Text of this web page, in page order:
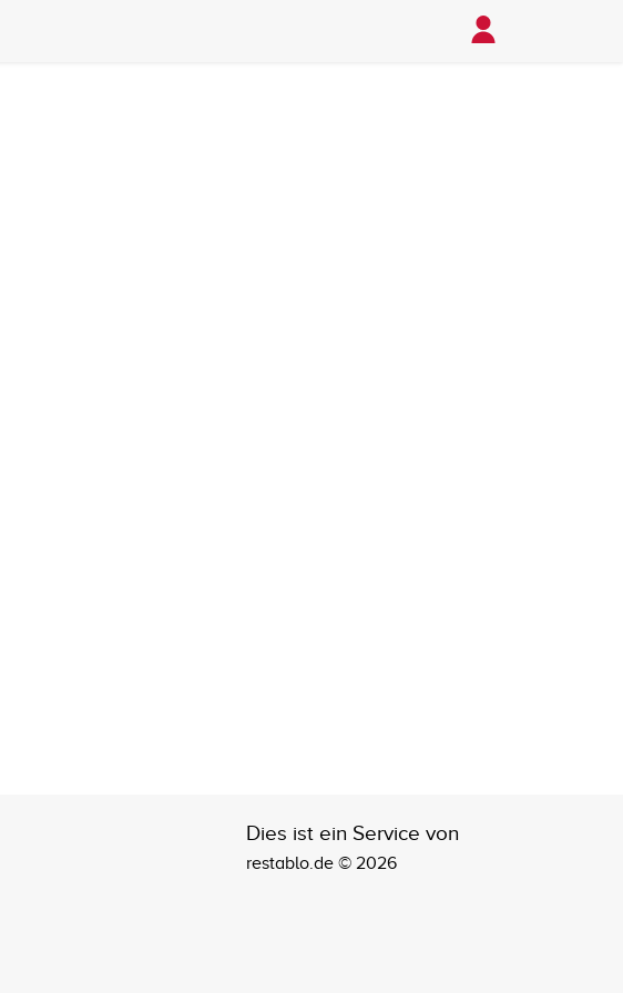
Dies ist ein Service von
restablo.de © 2026